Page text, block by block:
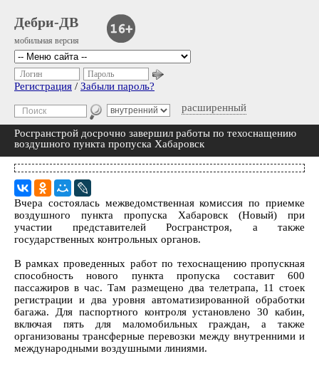
Дебри-ДВ
мобильная версия
расширенный
Логин Пароль
Регистрация / Забыли пароль?
Росгранстрой досрочно завершил работы по техоснащению
воздушного пункта пропуска Хабаровск
Вчера состоялась межведомственная комиссия по приемке
воздушного пункта пропуска Хабаровск (Новый) при
участии представителей Росгранстроя, а также
государственных контрольных органов.
В рамках проведенных работ по техоснащению пропускная
способность нового пункта пропуска составит 600
пассажиров в час. Там размещено два телетрапа, 11 стоек
регистрации и два уровня автоматизированной обработки
багажа. Для паспортного контроля установлено 30 кабин,
включая пять для маломобильных граждан, а также
организованы трансферные перевозки между внутренними и
международными воздушными линиями.